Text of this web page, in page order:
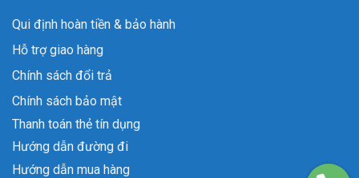
Qui định hoàn tiền & bảo hành
Hỗ trợ giao hàng
Chính sách đổi trả
Chính sách bảo mật
Thanh toán thẻ tín dụng
Hướng dẫn đường đi
Hướng dẫn mua hàng